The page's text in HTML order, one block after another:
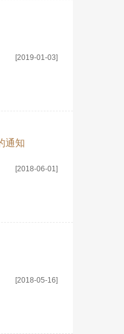
[2019-01-03]
通知
[2018-06-01]
[2018-05-16]